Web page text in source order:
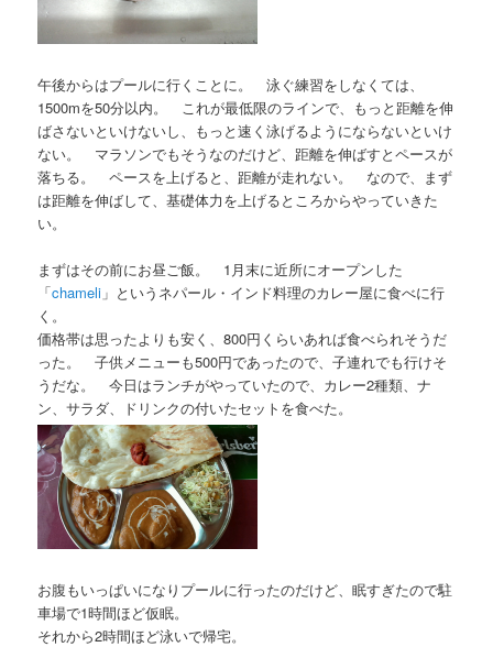
午後からはプールに行くことに。 泳ぐ練習をしなくては、
1500mを50分以内。 これが最低限のラインで、もっと距離を伸
ばさないといけないし、もっと速く泳げるようにならないといけ
ない。 マラソンでもそうなのだけど、距離を伸ばすとペースが
落ちる。 ペースを上げると、距離が走れない。 なので、まず
は距離を伸ばして、基礎体力を上げるところからやっていきた
い。
まずはその前にお昼ご飯。 1月末に近所にオープンした
「chameli 」というネパール・インド料理のカレー屋に食べに行
く。
価格帯は思ったよりも安く、800円くらいあれば食べられそうだ
った。 子供メニューも500円であったので、子連れでも行けそ
うだな。 今日はランチがやっていたので、カレー2種類、ナ
ン、サラダ、ドリンクの付いたセットを食べた。
お腹もいっぱいになりプールに行ったのだけど、眠すぎたので駐
車場で1時間ほど仮眠。
それから2時間ほど泳いで帰宅。